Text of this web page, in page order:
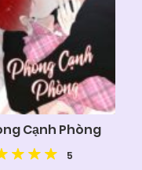
Cạnh Phòng
5